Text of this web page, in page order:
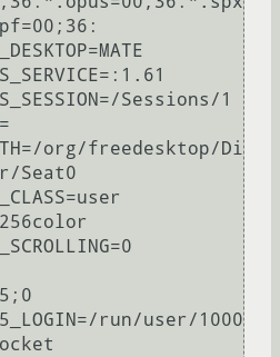
Sessions/1
org/freedesktop/Di
Seat0
256color
run/user/1000